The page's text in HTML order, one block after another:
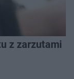
z zarzutami